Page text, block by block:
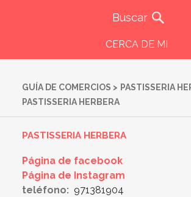
CERCA DE MI
GUÍA DE COMERCIOS > PASTISSERIA
PASTISSERIA HERBERA
PASTISSERIA HERBERA
Página de facebook
Página de Instagram
teléfono: 971381904